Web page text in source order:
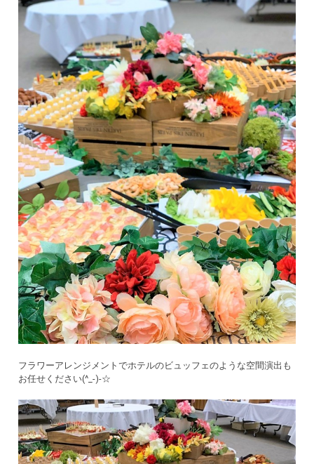
フラワーアレンジメントでホテルのビュッフェのような空間演出も
お任せください(^_-)-☆